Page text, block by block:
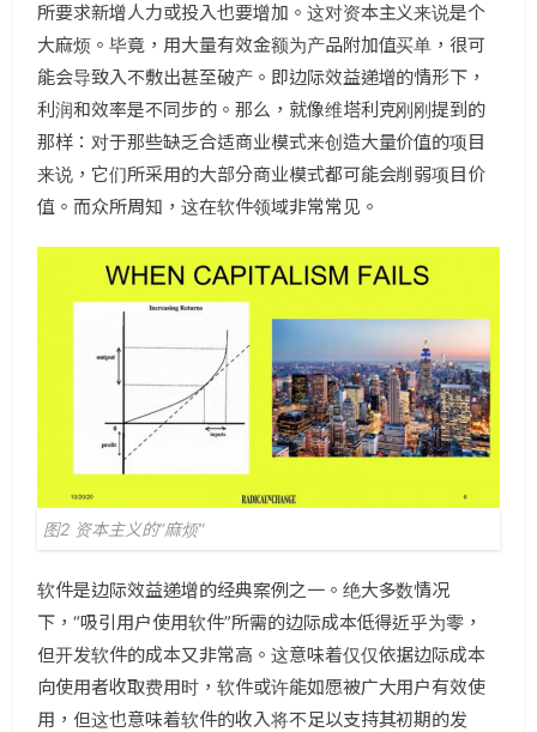
所要求新增人力或投入也要增加。这对资本主义来说是个
大麻烦。毕竟，用大量有效金额为产品附加值买单，很可
能会导致入不敷出甚至破产。即边际效益递增的情形下，
利润和效率是不同步的。那么，就像维塔利克刚刚提到的
那样：对于那些缺乏合适商业模式来创造大量价值的项目
来说，它们所采用的大部分商业模式都可能会削弱项目价
值。而众所周知，这在软件领域非常常见。
图2 资本主义的”麻烦“
软件是边际效益递增的经典案例之一。绝大多数情况
下，“吸引用户使用软件”所需的边际成本低得近乎为零，
但开发软件的成本又非常高。这意味着仅仅依据边际成本
向使用者收取费用时，软件或许能如愿被广大用户有效使
用，但这也意味着软件的收入将不足以支持其初期的发